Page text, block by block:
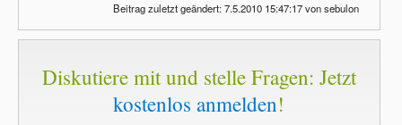
Beitrag zuletzt geändert: 7.5.2010 15:47:17 von sebulon
Diskutiere mit und stelle Fragen: Jetzt
kostenlos anmelden!